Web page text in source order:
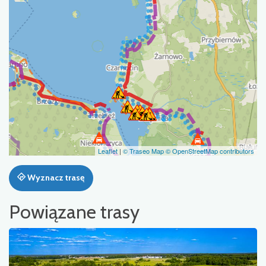
Leaflet | © Traseo Map© OpenStreetMap contributors
Wyznacz trasę
Powiązane trasy